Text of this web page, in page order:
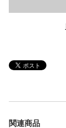
関連商品